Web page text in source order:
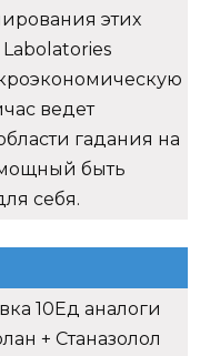
этих
ведет
гадания на
быть
себя.
10Ед аналоги
+ Станазолол